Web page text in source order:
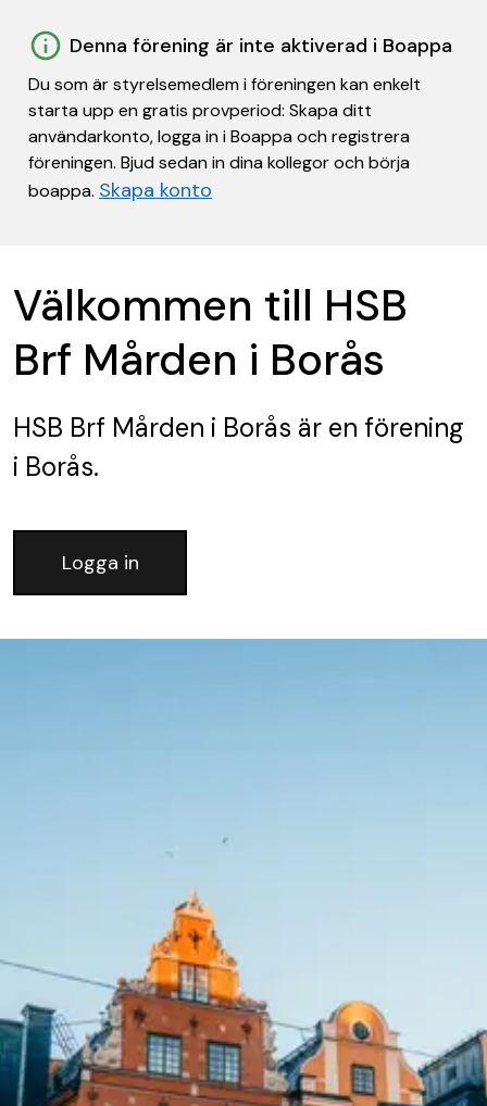
Denna förening är inte aktiverad i Boappa
Du som är styrelsemedlem i föreningen kan enkelt
starta upp en gratis provperiod: Skapa ditt
användarkonto, logga in i Boappa och registrera
föreningen. Bjud sedan in dina kollegor och börja
boappa. Skapa konto
Välkommen till HSB
Brf Mården i Borås
HSB Brf Mården i Borås är en förening
i Borås.
Logga in